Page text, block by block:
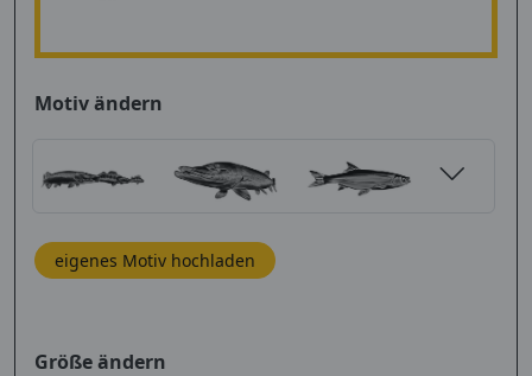
Motiv ändern
eigenes Motiv hochladen
Größe ändern